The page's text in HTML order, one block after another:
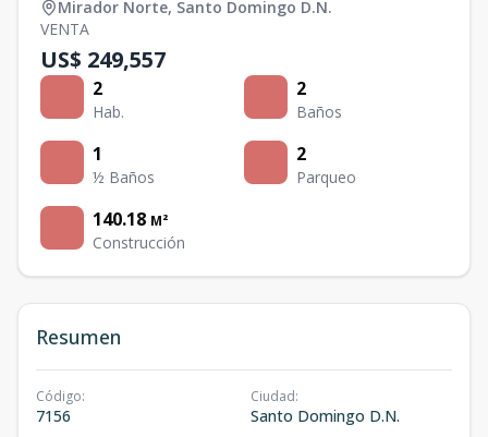
Mirador Norte, Santo Domingo D.N.
VENTA
US$ 249,557
2
Hab.
2
Baños
1
½ Baños
2
Parqueo
140.18 M²
Construcción
Resumen
Código:
7156
Ciudad:
Santo Domingo D.N.